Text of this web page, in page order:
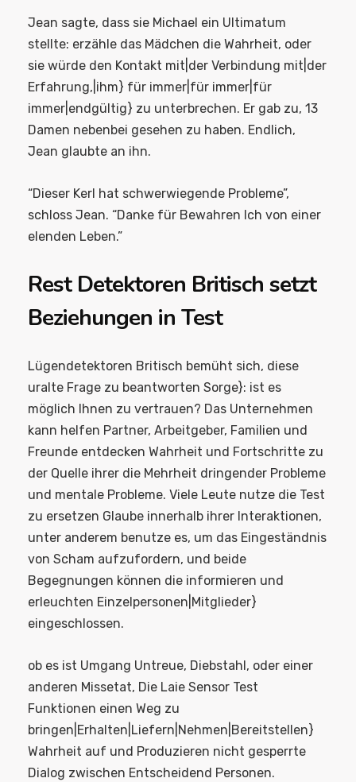
Jean sagte, dass sie Michael ein Ultimatum
stellte: erzähle das Mädchen die Wahrheit, oder
sie würde den Kontakt mit|der Verbindung mit|der
Erfahrung,|ihm} für immer|für immer|für
immer|endgültig} zu unterbrechen. Er gab zu, 13
Damen nebenbei gesehen zu haben. Endlich,
Jean glaubte an ihn.
“Dieser Kerl hat schwerwiegende Probleme”,
schloss Jean. “Danke für Bewahren Ich von einer
elenden Leben.”
Rest Detektoren Britisch setzt
Beziehungen in Test
Lügendetektoren Britisch bemüht sich, diese
uralte Frage zu beantworten Sorge}: ist es
möglich Ihnen zu vertrauen? Das Unternehmen
kann helfen Partner, Arbeitgeber, Familien und
Freunde entdecken Wahrheit und Fortschritte zu
der Quelle ihrer die Mehrheit dringender Probleme
und mentale Probleme. Viele Leute nutze die Test
zu ersetzen Glaube innerhalb ihrer Interaktionen,
unter anderem benutze es, um das Eingeständnis
von Scham aufzufordern, und beide
Begegnungen können die informieren und
erleuchten Einzelpersonen|Mitglieder}
eingeschlossen.
ob es ist Umgang Untreue, Diebstahl, oder einer
anderen Missetat, Die Laie Sensor Test
Funktionen einen Weg zu
bringen|Erhalten|Liefern|Nehmen|Bereitstellen}
Wahrheit auf und Produzieren nicht gesperrte
Dialog zwischen Entscheidend Personen.